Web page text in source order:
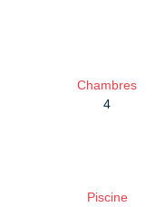
Chambres
4
Piscine